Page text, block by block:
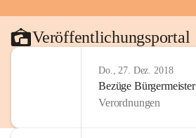
Veröffentlichungsportal
Do., 27. Dez. 2018
Bezüge Bürgermeister
Verordnungen